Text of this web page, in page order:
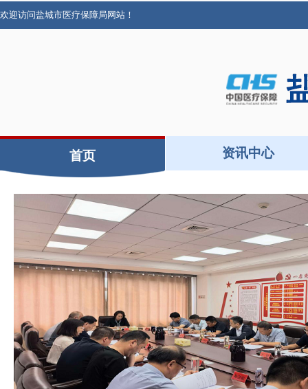
欢迎访问盐城市医疗保障局网站！
首页 资讯中心